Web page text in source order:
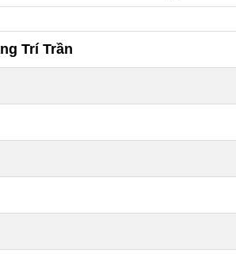
Trí Trần